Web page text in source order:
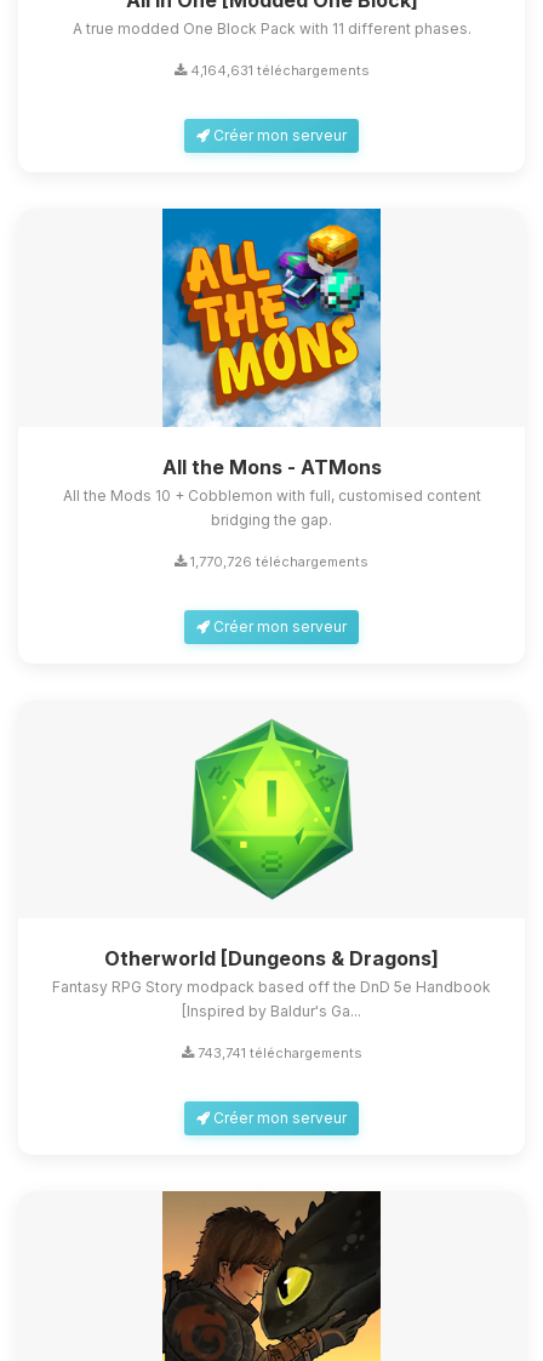
A true modded One Block Pack with 11 different phases.
4,164,631 téléchargements
Créer mon serveur
All the Mons - ATMons
All the Mods 10 + Cobblemon with full, customised content
bridging the gap.
1,770,726 téléchargements
Créer mon serveur
Otherworld [Dungeons & Dragons]
Fantasy RPG Story modpack based off the DnD 5e Handbook
[Inspired by Baldur's Ga...
743,741 téléchargements
Créer mon serveur